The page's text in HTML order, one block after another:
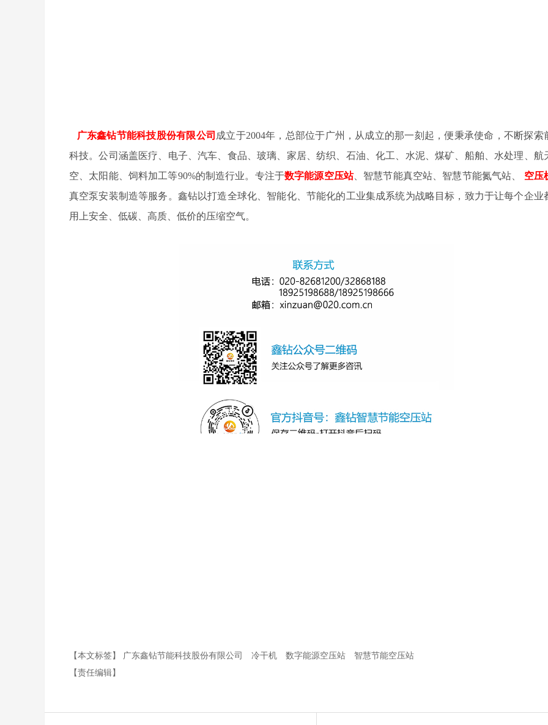
广东鑫钻节能科技股份有限公司 成立于2004年，总部位于广州，从成立的那一刻起，便秉承使命，不断探索
科技。公司涵盖医疗、电子、汽车、食品、玻璃、家居、纺织、石油、化工、水泥、煤矿、船舶、水处理、航
空、太阳能、饲料加工等90%的制造行业。专注于数字能源空压站、智慧节能真空站、智慧节能氮气站、
空压
真空泵安装制造等服务。鑫钻以打造全球化、智能化、节能化的工业集成系统为战略目标，致力于让每个企业
用上安全、低碳、高质、低价的压缩空气。
【本文标签】 广东鑫钻节能科技股份有限公司 冷干机 数字能源空压站
智慧节能空压站
【责任编辑】